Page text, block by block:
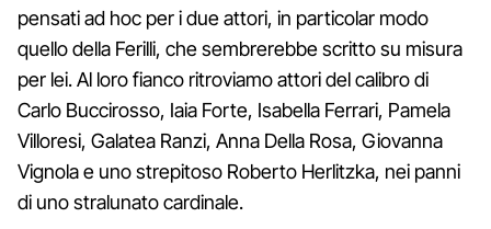
pensati ad hoc per i due attori, in particolar modo
quello della Ferilli, che sembrerebbe scritto su misura
per lei. Al loro fianco ritroviamo attori del calibro di
Carlo Buccirosso, Iaia Forte, Isabella Ferrari, Pamela
Villoresi, Galatea Ranzi, Anna Della Rosa, Giovanna
Vignola e uno strepitoso Roberto Herlitzka, nei panni
di uno stralunato cardinale.